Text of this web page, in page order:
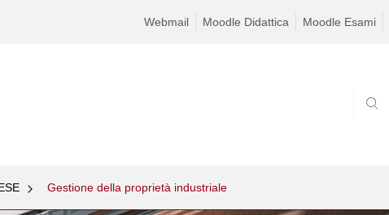
Webmail Moodle Didattica Moodle Esami
Gestione della proprietà industriale